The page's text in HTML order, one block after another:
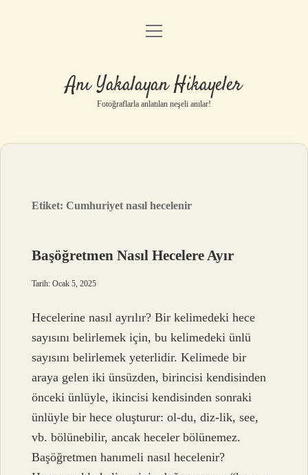
Anasayfa
Yasal Uyarı
menüyü
Anı Yakalayan Hikayeler
Fotoğraflarla anlatılan neşeli anılar!
Etiket:Cumhuriyet nasıl hecelenir
Başöğretmen Nasıl Hecelere Ayır
Tarih: Ocak 5, 2025
Hecelerine nasıl ayrılır? Bir kelimedeki hece
sayısını belirlemek için, bu kelimedeki ünlü
sayısını belirlemek yeterlidir. Kelimede bir
araya gelen iki ünsüzden, birincisi kendisinden
önceki ünlüyle, ikincisi kendisinden sonraki
ünlüyle bir hece oluşturur: ol-du, diz-lik, see,
vb. bölünebilir, ancak heceler bölünemez.
Başöğretmen hanımeli nasıl hecelenir?